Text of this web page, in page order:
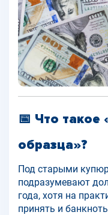
📅 Что такое
образца»?
Под старыми
подразумевают
года, хотя на
принять и